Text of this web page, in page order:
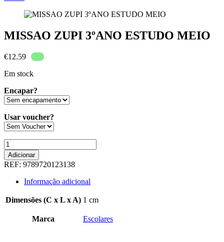
MISSAO ZUPI 3ºANO ESTUDO MEIO
€12.59
Em stock
Encapar?
Usar voucher?
Quantidade
de
MISSAO
ZUPI
3ºANO
ESTUDO
MEIO
Adicionar
REF: 9789720123138
Informação adicional
Dimensões (C x L x A) 1 cm
Marca Escolares